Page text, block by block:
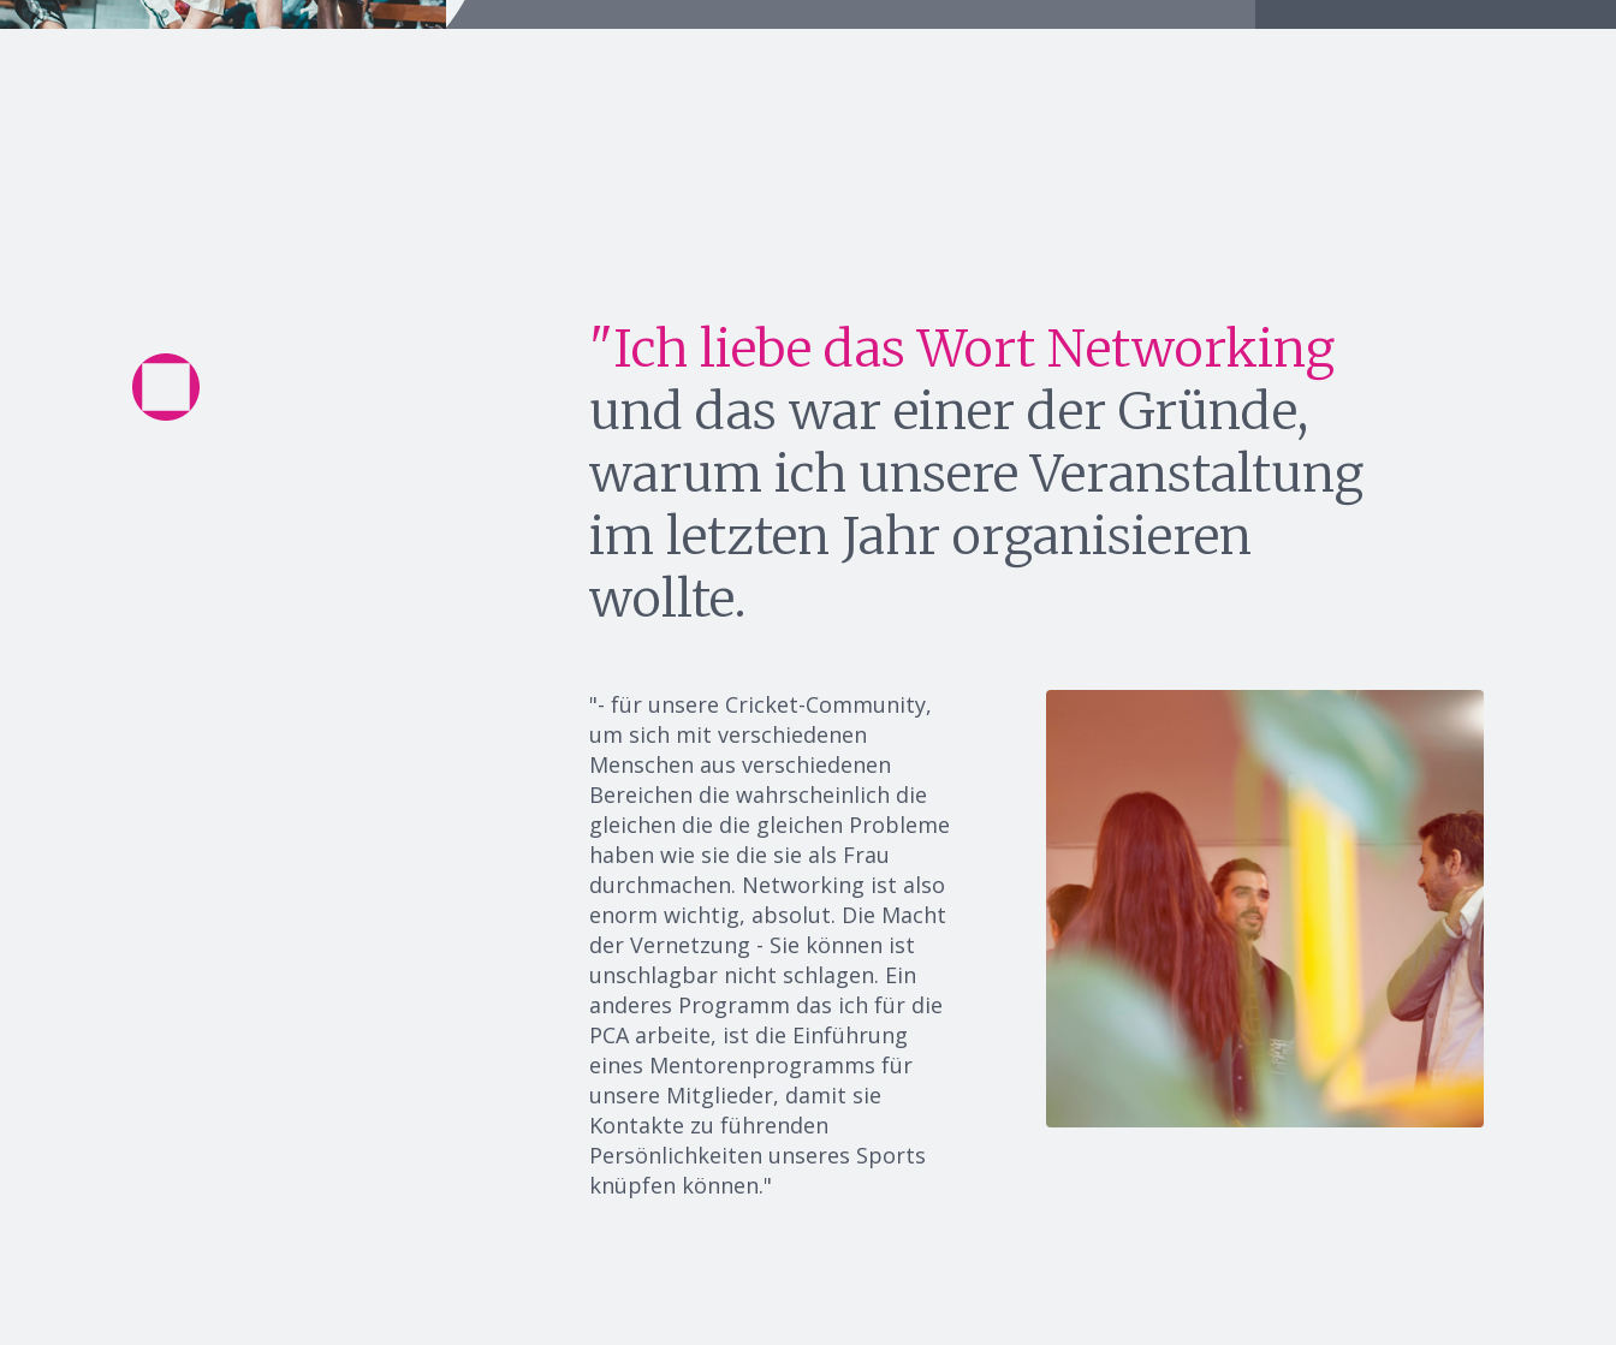
"Ich liebe das Wort Networking
und das war einer der Gründe,
warum ich unsere Veranstaltung
im letzten Jahr organisieren
wollte.
"- für unsere Cricket-Community,
um sich mit verschiedenen
Menschen aus verschiedenen
Bereichen die wahrscheinlich die
gleichen die die gleichen Probleme
haben wie sie die sie als Frau
durchmachen. Networking ist also
enorm wichtig, absolut. Die Macht
der Vernetzung - Sie können ist
unschlagbarnicht schlagen. Ein
anderes Programm das ich für die
PCA arbeite, ist die Einführung
eines Mentorenprogramms für
unsere Mitglieder, damit sie
Kontakte zu führenden
Persönlichkeiten unseres Sports
knüpfen können."